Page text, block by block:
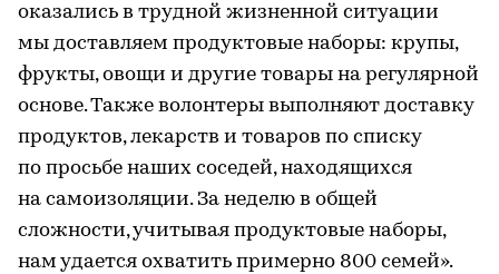
оказались в трудной жизненной ситуации
мы доставляем продуктовые наборы: крупы,
фрукты, овощи и другие товары на регулярной
основе. Также волонтеры выполняют доставку
продуктов, лекарств и товаров по списку
по просьбе наших соседей, находящихся
на самоизоляции. За неделю в общей
сложности, учитывая продуктовые наборы,
нам удается охватить примерно 800 семей».